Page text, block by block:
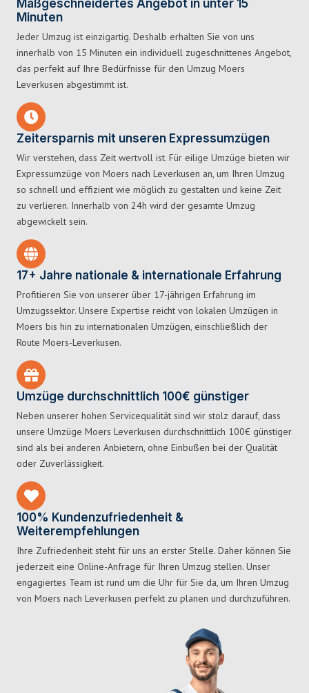
Maßgeschneidertes Angebot in unter 15
Minuten
Jeder Umzug ist einzigartig. Deshalb erhalten Sie von uns
innerhalb von 15 Minuten ein individuell zugeschnittenes Angebot,
das perfekt auf Ihre Bedürfnisse für den Umzug Moers
Leverkusen abgestimmt ist.
Zeitersparnis mit unseren Expressumzügen
Wir verstehen, dass Zeit wertvoll ist. Für eilige Umzüge bieten wir
Expressumzüge von Moers nach Leverkusen an, um Ihren Umzug
so schnell und effizient wie möglich zu gestalten und keine Zeit
zu verlieren. Innerhalb von 24h wird der gesamte Umzug
abgewickelt sein.
17+ Jahre nationale & internationale Erfahrung
Profitieren Sie von unserer über 17-jährigen Erfahrung im
Umzugssektor. Unsere Expertise reicht von lokalen Umzügen in
Moers bis hin zu internationalen Umzügen, einschließlich der
Route Moers-Leverkusen.
Umzüge durchschnittlich 100€ günstiger
Neben unserer hohen Servicequalität sind wir stolz darauf, dass
unsere Umzüge Moers Leverkusen durchschnittlich 100€ günstiger
sind als bei anderen Anbietern, ohne Einbußen bei der Qualität
oder Zuverlässigkeit.
100% Kundenzufriedenheit &
Weiterempfehlungen
Ihre Zufriedenheit steht für uns an erster Stelle. Daher können Sie
jederzeit eine Online-Anfrage für Ihren Umzug stellen. Unser
engagiertes Team ist rund um die Uhr für Sie da, um Ihren Umzug
von Moers nach Leverkusen perfekt zu planen und durchzuführen.